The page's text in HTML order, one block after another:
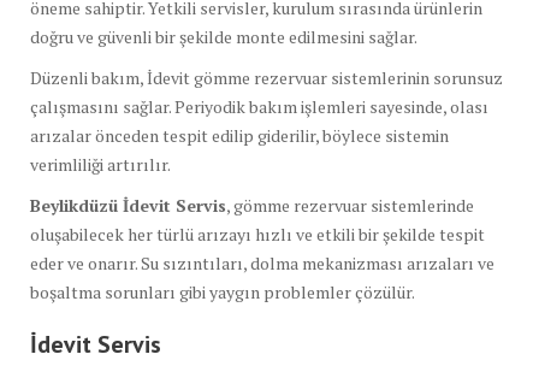
öneme sahiptir. Yetkili servisler, kurulum sırasında ürünlerin
doğru ve güvenli bir şekilde monte edilmesini sağlar.
Düzenli bakım, İdevit gömme rezervuar sistemlerinin sorunsuz
çalışmasını sağlar. Periyodik bakım işlemleri sayesinde, olası
arızalar önceden tespit edilip giderilir, böylece sistemin
verimliliği artırılır.
Beylikdüzü İdevit Servis, gömme rezervuar sistemlerinde
oluşabilecek her türlü arızayı hızlı ve etkili bir şekilde tespit
eder ve onarır. Su sızıntıları, dolma mekanizması arızaları ve
boşaltma sorunları gibi yaygın problemler çözülür.
İdevit Servis